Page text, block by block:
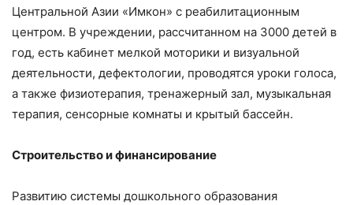
Центральной Азии «Имкон» с реабилитационным
центром. В учреждении, рассчитанном на 3000 детей в
год, есть кабинет мелкой моторики и визуальной
деятельности, дефектологии, проводятся уроки голоса,
а также физиотерапия, тренажерный зал, музыкальная
терапия, сенсорные комнаты и крытый бассейн.
Строительство и финансирование
Развитию системы дошкольного образования